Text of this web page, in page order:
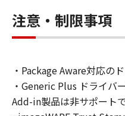
ること、またはコン
ること、アクセスす
ことのいずれも含む
お客様は、また「指
通じて接続されたコ
コンピューターの使
注意・制限事項
・Package Aware対応の
・Generic Plus ドライバ
Add-in製品は非サポートで